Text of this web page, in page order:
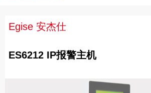
Egise 安杰仕
ES6212 IP报警主机